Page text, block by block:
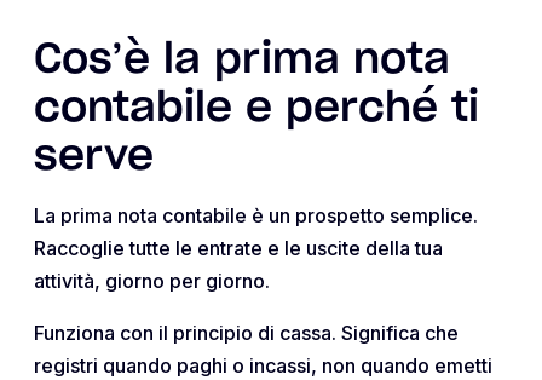
Cos’è la prima nota
contabile e perché ti
serve
La prima nota contabile è un prospetto semplice.
Raccoglie tutte le entrate e le uscite della tua
attività, giorno per giorno.
Funziona con il principio di cassa. Significa che
registri quando paghi o incassi, non quando emetti